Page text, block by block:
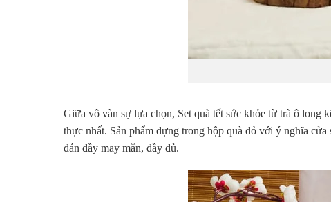
Giữa vô vàn sự lựa chọn, Set quà tết sức khỏe từ trà ô long
thực nhất. Sản phẩm đựng trong hộp quà đỏ với ý nghĩa
đán đầy may mắn, đầy đủ.